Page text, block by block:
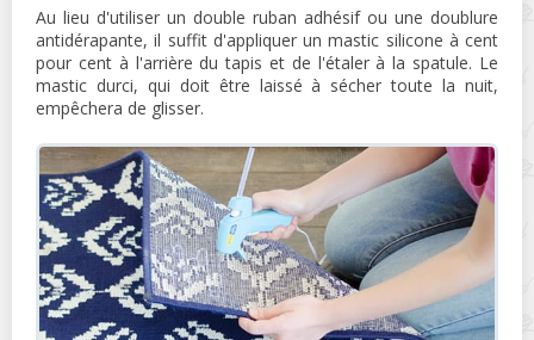
Au lieu d'utiliser un double ruban adhésif ou une doublure
antidérapante, il suffit d'appliquer un mastic silicone à cent
pour cent à l'arrière du tapis et de l'étaler à la spatule. Le
mastic durci, qui doit être laissé à sécher toute la nuit,
empêchera de glisser.